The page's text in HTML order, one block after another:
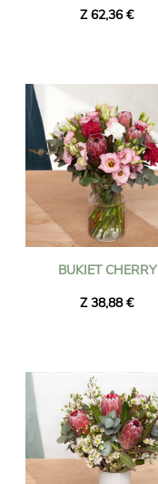
Z 62,36 €
BUKIET CHERRY
Z 38,88 €